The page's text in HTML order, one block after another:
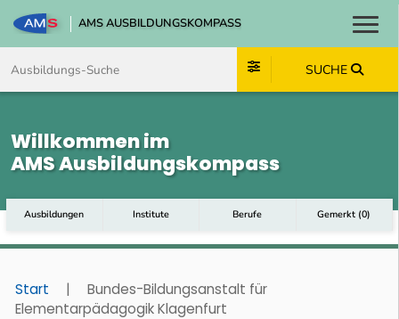
AMS AUSBILDUNGSKOMPASS
SUCHE
Willkommen im
AMS Ausbildungskompass
Ausbildungen Institute Berufe Gemerkt (0)
Start |
Bundes-Bildungsanstalt für
Elementarpädagogik Klagenfurt